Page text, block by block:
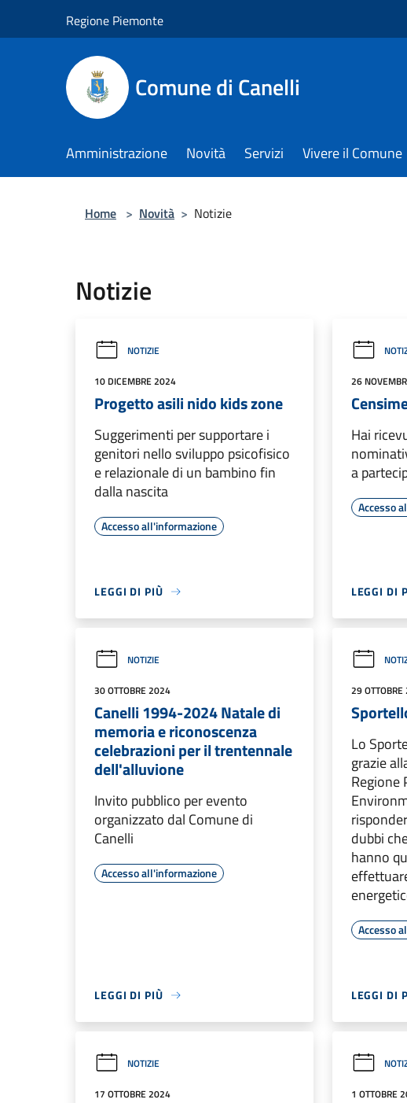
Regione Piemonte
Comune di Canelli
Amministrazione Novità Servizi Vivere il Comune
Home > Novità > Notizie
Notizie
NOTIZIE
10 DICEMBRE 2024
Progetto asili nido kids zone
Suggerimenti per supportare i
genitori nello sviluppo psicofisico
e relazionale di un bambino fin
dalla nascita
Accesso all'informazione
LEGGI DI PIÙ
26
Hai
a
Accesso
LEGGI DI
NOTIZIE
30 OTTOBRE 2024
Canelli 1994-2024 Natale di
memoria e riconoscenza
celebrazioni per il trentennale
dell'alluvione
Invito pubblico per evento
organizzato dal Comune di
Canelli
Accesso all'informazione
LEGGI DI PIÙ
29
Lo
grazie
Regione
dubbi
hanno
Accesso
LEGGI DI
NOTIZIE
17 OTTOBRE 2024 1 OTTOBRE